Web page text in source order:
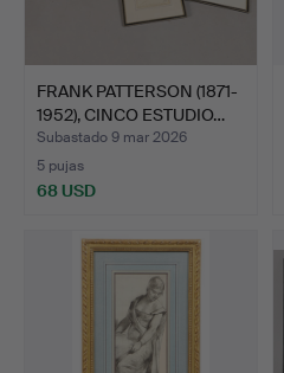
FRANK PATTERSON (1871-
1952), CINCO ESTUDIO…
Subastado 9 mar 2026
5 pujas
68 USD